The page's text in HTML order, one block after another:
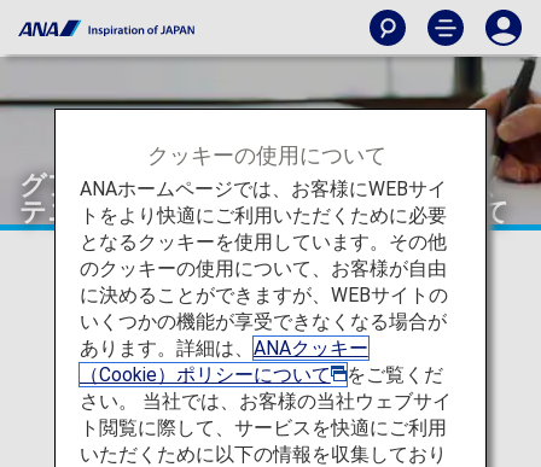
グアム・北マリアナ諸島（サイパン島、
テニアン島など）入国要件変更について
グアム・北マリアナ諸島（サイパン島、テニアン島な
ど）入国要件変更のおしらせ
グアム及び北マリアナ諸島への入国が11月30日より 以
下の通り変更になります。詳細はグアム・北マリアナ諸
島の入国要件変更のお知らせ （2024年11月30日～）
よりご確認ください。
クッキーの使用について
ANAホームページでは、お客様にWEBサイ
トをより快適にご利用いただくために必要
となるクッキーを使用しています。その他
のクッキーの使用について、お客様が自由
に決めることができますが、WEBサイトの
いくつかの機能が享受できなくなる場合が
あります。詳細は、 ANAクッキー
（Cookie）ポリシーについて
をご覧くだ
さい。 当社では、お客様の当社ウェブサイ
ト閲覧に際して、サービスを快適にご利用
いただくために以下の情報を収集しており